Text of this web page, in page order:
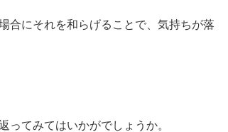
合にそれを和らげることで、気持ちが落
ってみてはいかがでしょうか。